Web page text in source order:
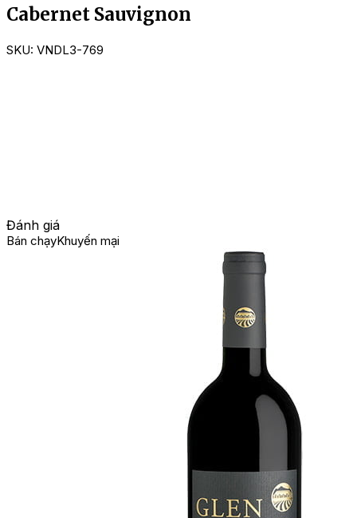
Cabernet Sauvignon
SKU: VNDL3-769
Đánh giá
Bán chạyKhuyến mại